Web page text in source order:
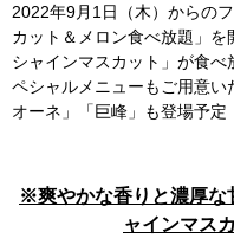
2022年9月1日（木）からの
カット＆メロン食べ放題」
シャインマスカット」が食
ペシャルメニューもご用意
オーネ」「巨峰」も登場予定
※爽やかな香りと濃厚な
ャインマス